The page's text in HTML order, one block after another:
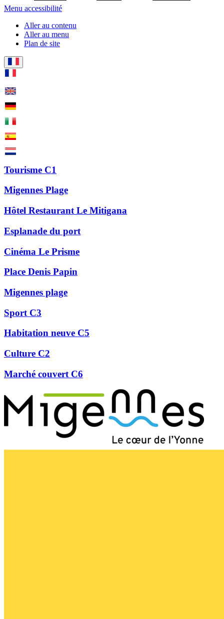
Menu accessibilité
Aller au contenu
Aller au menu
Plan de site
Tourisme C1
Migennes Plage
Hôtel Restaurant Le Mitigana
Esplanade du port
Cinéma Le Prisme
Place Denis Papin
Migennes plage
Sport C3
Habitation neuve C5
Culture C2
Marché couvert C6
Précédent
Suivant